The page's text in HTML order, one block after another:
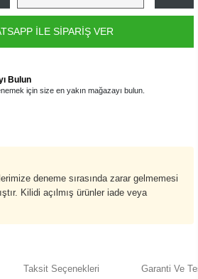
İLE SİPARİŞ VER
Bulun
için size en yakın mağazayı bulun.
deneme sırasında zarar gelmemesi
Kilidi açılmış ürünler iade veya
Taksit Seçenekleri Garanti Ve